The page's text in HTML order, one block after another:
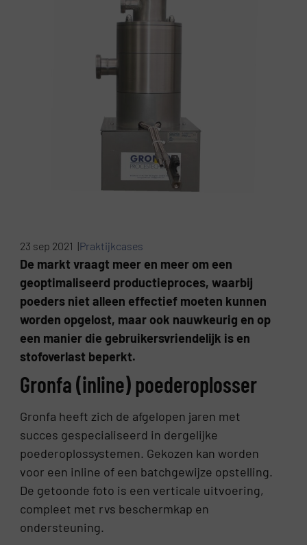
23 sep 2021 |Praktijkcases
De markt vraagt meer en meer om een
geoptimaliseerd productieproces, waarbij
poeders niet alleen effectief moeten kunnen
worden opgelost, maar ook nauwkeurig en op
een manier die gebruikersvriendelijk is en
stofoverlast beperkt.
Gronfa (inline) poederoplosser
Gronfa heeft zich de afgelopen jaren met
succes gespecialiseerd in dergelijke
poederoplossystemen. Gekozen kan worden
voor een inline of een batchgewijze opstelling.
De getoonde foto is een verticale uitvoering,
compleet met rvs beschermkap en
ondersteuning.